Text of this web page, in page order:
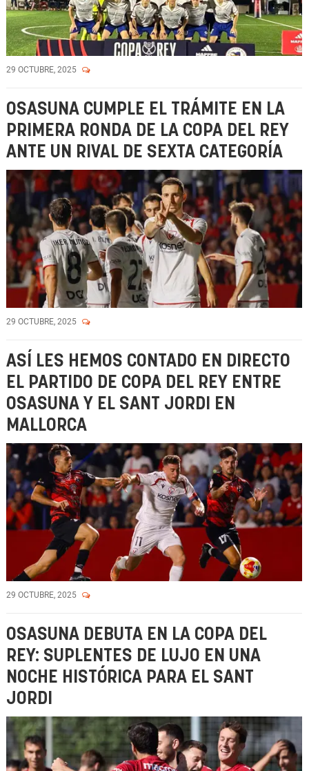
29 OCTUBRE, 2025
OSASUNA CUMPLE EL TRÁMITE EN LA
PRIMERA RONDA DE LA COPA DEL REY
ANTE UN RIVAL DE SEXTA CATEGORÍA
29 OCTUBRE, 2025
ASÍ LES HEMOS CONTADO EN DIRECTO
EL PARTIDO DE COPA DEL REY ENTRE
OSASUNA Y EL SANT JORDI EN
MALLORCA
29 OCTUBRE, 2025
OSASUNA DEBUTA EN LA COPA DEL
REY: SUPLENTES DE LUJO EN UNA
NOCHE HISTÓRICA PARA EL SANT
JORDI